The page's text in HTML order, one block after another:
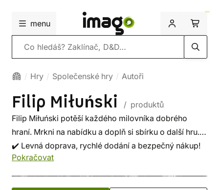
menu
Vyhledávání
Hry Společenské hry Autoři
Filip Miłuński
/ produktů
Filip Miłuński potěší každého milovníka dobrého
hraní. Mrkni na nabídku a doplň si sbírku o další hru.
✔️ Levná doprava, rychlé dodání a bezpečný nákup!
Pokračovat